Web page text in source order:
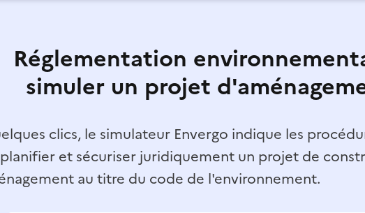
Réglementation
simuler un projet
clics, le simulateur Envergo indique les
et sécuriser juridiquement un projet de
au titre du code de l'environnement.